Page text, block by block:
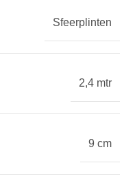
Sfeerplinten
2,4 mtr
9 cm